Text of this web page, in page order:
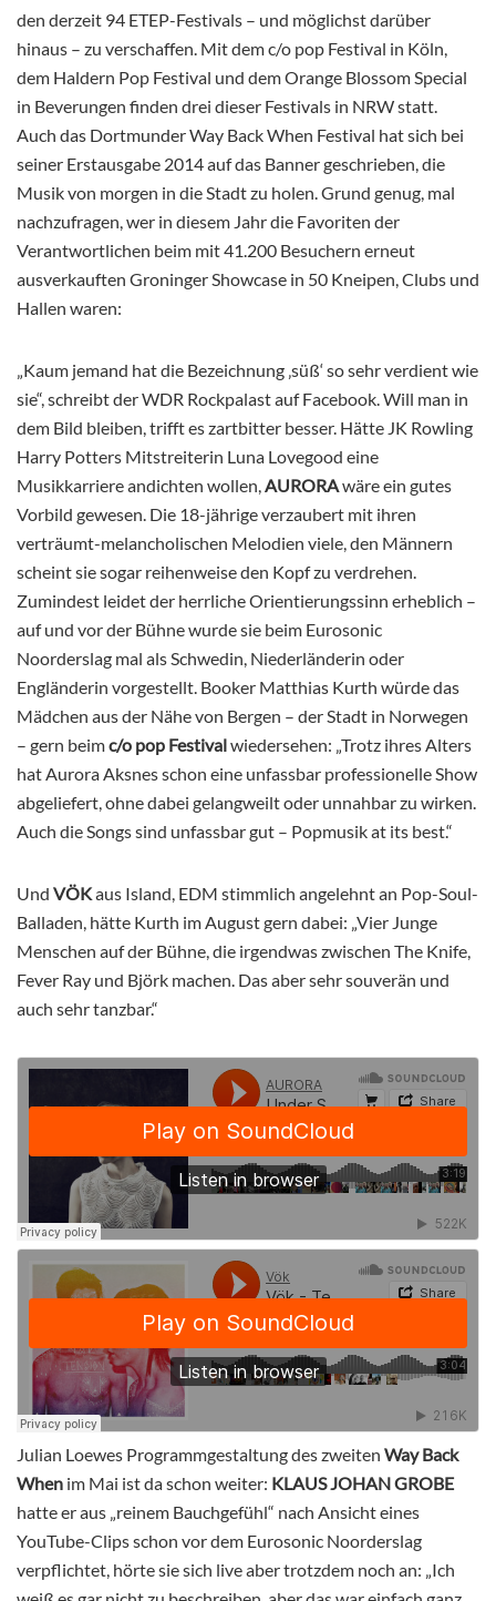
den derzeit 94 ETEP-Festivals – und möglichst darüber
hinaus – zu verschaffen. Mit dem c/o pop Festival in Köln,
dem Haldern Pop Festival und dem Orange Blossom Special
in Beverungen finden drei dieser Festivals in NRW statt.
Auch das Dortmunder Way Back When Festival hat sich bei
seiner Erstausgabe 2014 auf das Banner geschrieben, die
Musik von morgen in die Stadt zu holen. Grund genug, mal
nachzufragen, wer in diesem Jahr die Favoriten der
Verantwortlichen beim mit 41.200 Besuchern erneut
ausverkauften Groninger Showcase in 50 Kneipen, Clubs und
Hallen waren:
„Kaum jemand hat die Bezeichnung ‚süß‘ so sehr verdient wie
sie“, schreibt der WDR Rockpalast auf Facebook. Will man in
dem Bild bleiben, trifft es zartbitter besser. Hätte JK Rowling
Harry Potters Mitstreiterin Luna Lovegood eine
Musikkarriere andichten wollen,AURORAwäre ein gutes
Vorbild gewesen. Die 18-jährige verzaubert mit ihren
verträumt-melancholischen Melodien viele, den Männern
scheint sie sogar reihenweise den Kopf zu verdrehen.
Zumindest leidet der herrliche Orientierungssinn erheblich –
auf und vor der Bühne wurde sie beim Eurosonic
Noorderslag mal als Schwedin, Niederländerin oder
Engländerin vorgestellt. Booker Matthias Kurth würde das
Mädchen aus der Nähe von Bergen – der Stadt in Norwegen
– gern beimc/o pop Festivalwiedersehen: „Trotz ihres Alters
hat Aurora Aksnes schon eine unfassbar professionelle Show
abgeliefert, ohne dabei gelangweilt oder unnahbar zu wirken.
Auch die Songs sind unfassbar gut – Popmusik at its best.“
Und VÖKaus Island, EDM stimmlich angelehnt an Pop-Soul-
Balladen, hätte Kurth im August gern dabei: „Vier Junge
Menschen auf der Bühne, die irgendwas zwischen The Knife,
Fever Ray und Björk machen. Das aber sehr souverän und
auch sehr tanzbar.“
Julian Loewes Programmgestaltung des zweiten Way Back
When im Mai ist da schon weiter: KLAUS JOHAN GROBE
hatte er aus „reinem Bauchgefühl“ nach Ansicht eines
YouTube-Clips schon vor dem Eurosonic Noorderslag
verpflichtet, hörte sie sich live aber trotzdem noch an: „Ich